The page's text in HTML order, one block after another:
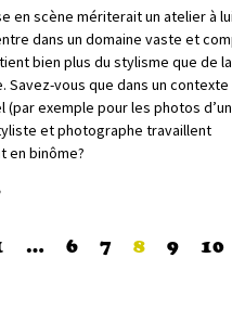
en scène mériterait un atelier à
dans un domaine vaste et
bien plus du stylisme que de la
Savez-vous que dans un contexte
(par exemple pour les photos
et photographe travaillent
en binôme?
… 6 7 8 9 10